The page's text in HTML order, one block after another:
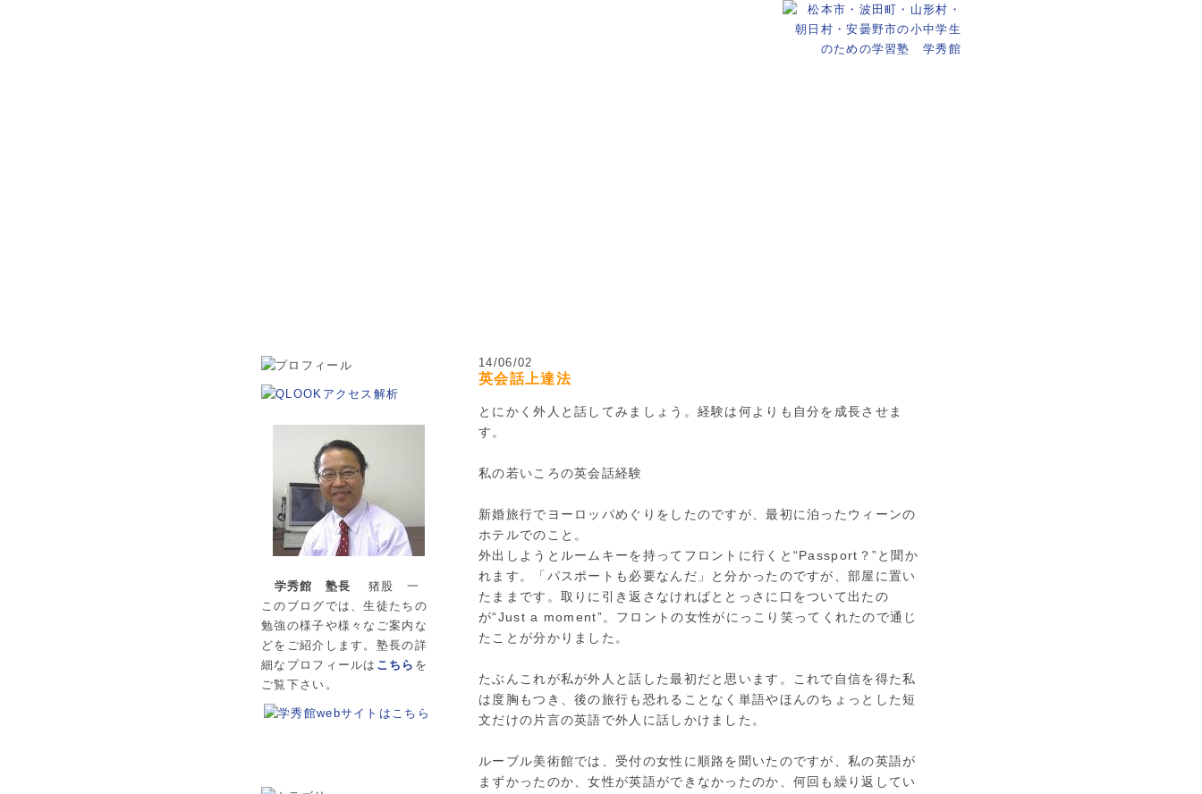
14/06/02
英会話上達法
とにかく外人と話してみましょう。経験は何よりも自分を成長させま
す。
私の若いころの英会話経験
新婚旅行でヨーロッパめぐりをしたのですが、最初に泊ったウィーンの
ホテルでのこと。
外出しようとルームキーを持ってフロントに行くと“Passport？”と聞か
れます。「パスポートも必要なんだ」と分かったのですが、部屋に置い
たままです。取りに引き返さなければととっさに口をついて出たの
が“Just a moment”。フロントの女性がにっこり笑ってくれたので通じ
たことが分かりました。
たぶんこれが私が外人と話した最初だと思います。これで自信を得た私
は度胸もつき、後の旅行も恐れることなく単語やほんのちょっとした短
文だけの片言の英語で外人に話しかけました。
ルーブル美術館では、受付の女性に順路を聞いたのですが、私の英語が
まずかったのか、女性が英語ができなかったのか、何回も繰り返してい
学秀館 塾長 猪股 一
このブログでは、生徒たちの
勉強の様子や様々なご案内な
どをご紹介します。塾長の詳
細なプロフィールは こちら を
ご覧下さい。